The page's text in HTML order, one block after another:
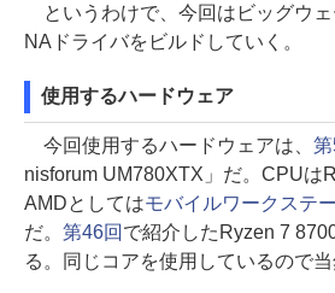
というわけで、今回はビッグウ
NAドライバをビルドしていく。
使用するハードウェア
今回使用するハードウェアは、 第
nisforum UM780XTX」だ。CPUは
AMDとしてはモバイルワークステ
だ。 第46回 で紹介したRyzen 7
る。同じコアを使用しているので当